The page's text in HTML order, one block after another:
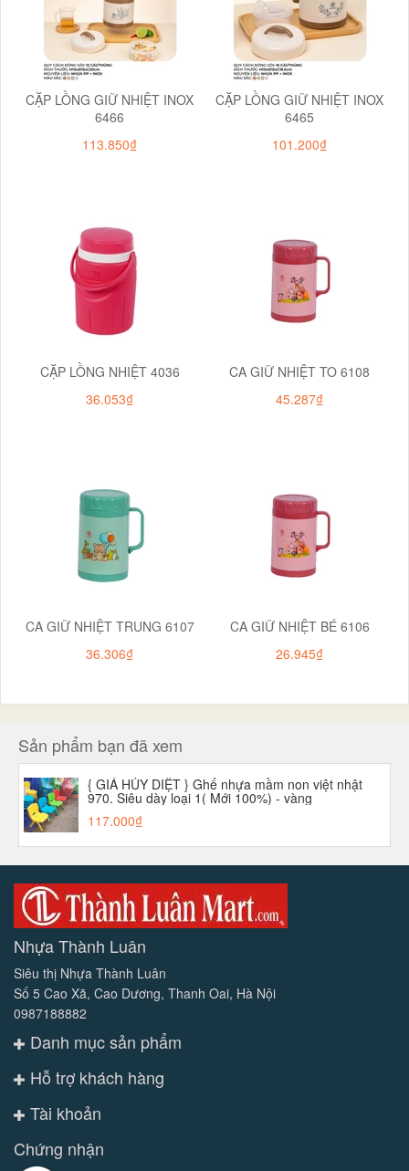
CẶP LỒNG GIỮ NHIỆT INOX
6466
113.850₫
CẶP LỒNG GIỮ NHIỆT INOX
6465
101.200₫
CẶP LỒNG NHIỆT 4036
36.053₫
CA GIỮ NHIỆT TO 6108
45.287₫
CA GIỮ NHIỆT TRUNG 6107
36.306₫
CA GIỮ NHIỆT BÉ 6106
26.945₫
Sản phẩm bạn đã xem
{ GIÁ HỦY DIỆT } Ghế nhựa mầm non việt nhật
970. Siêu dày loại 1( Mới 100%) - vàng
117.000₫
Nhựa Thành Luân
Siêu thị Nhựa Thành Luân
Số 5 Cao Xã, Cao Dương, Thanh Oai, Hà Nội
0987188882
Danh mục sản phẩm
Hỗ trợ khách hàng
Tài khoản
Chứng nhận